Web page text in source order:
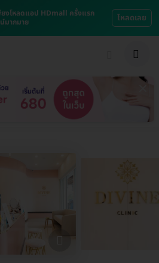
งโหลดแอป HDmall ครั้งแรก
มากมาย
โหลดเลย